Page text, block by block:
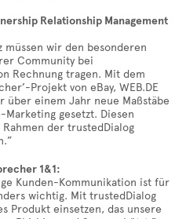
Relationship Management
müssen wir den besonderen
Community bei
Rechnung tragen. Mit dem
Projekt von eBay, WEB.DE
über einem Jahr neue Maßstäbe
gesetzt. Diesen
der trustedDialog
1&1:
Kunden-Kommunikation ist für
wichtig. Mit trustedDialog
Produkt einsetzen, das unsere